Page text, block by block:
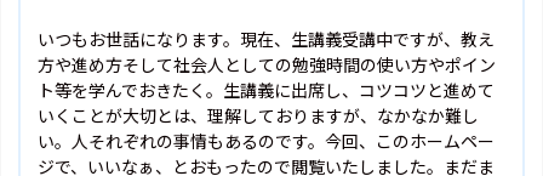
いつもお世話になります。現在、生講義受講中ですが、教え
方や進め方そして社会人としての勉強時間の使い方やポイン
ト等を学んでおきたく。生講義に出席し、コツコツと進めて
いくことが大切とは、理解しておりますが、なかなか難し
い。人それぞれの事情もあるのです。今回、このホームペー
ジで、いいなぁ、とおもったので閲覧いたしました。まだま